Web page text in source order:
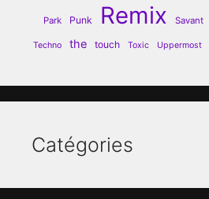
Park Punk Remix Savant
Techno the touch Toxic Uppermost
Catégories